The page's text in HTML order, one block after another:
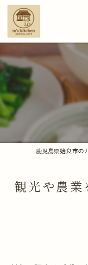
鹿児島県姶良市の
観光や農業